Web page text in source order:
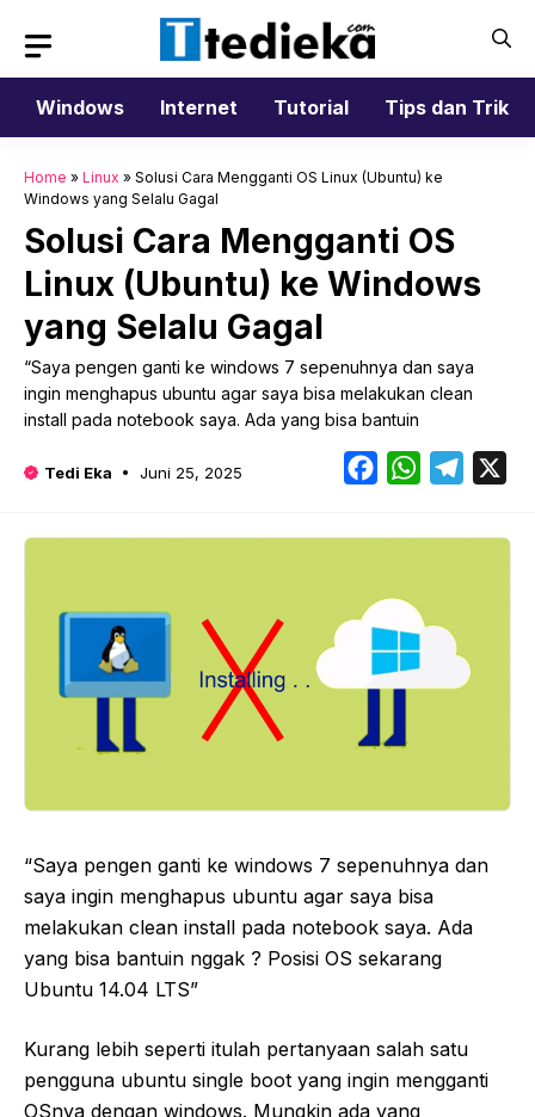
isi
Windows
Internet Tutorial Tips dan Trik
Home » Linux » Solusi Cara Mengganti OS Linux (Ubuntu) ke
Windows yang Selalu Gagal
Solusi Cara Mengganti OS
Linux (Ubuntu) ke Windows
yang Selalu Gagal
“Saya pengen ganti ke windows 7 sepenuhnya dan saya
ingin menghapus ubuntu agar saya bisa melakukan clean
install pada notebook saya. Ada yang bisa bantuin
Tedi Eka Juni 25, 2025 FacebookWhatsApp
“Saya pengen ganti ke windows 7 sepenuhnya dan
saya ingin menghapus ubuntu agar saya bisa
melakukan clean install pada notebook saya. Ada
yang bisa bantuin nggak ? Posisi OS sekarang
Ubuntu 14.04 LTS”
Kurang lebih seperti itulah pertanyaan salah satu
pengguna ubuntu single boot yang ingin mengganti
OSnya dengan windows. Mungkin ada yang